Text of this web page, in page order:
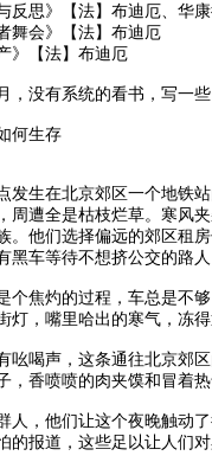
反思》【法】布迪厄、华
舞会》【法】布迪厄
》【法】布迪厄
，没有系统的看书，写一
何生存
发生在北京郊区一个地铁
周遭全是枯枝烂草。寒风
。他们选择偏远的郊区租
黑车等待不想挤公交的路
个焦灼的过程，车总是不
灯，嘴里哈出的寒气，冻
吆喝声，这条通往北京郊
，香喷喷的肉夹馍和冒着
人，他们让这个夜晚触动
的报道，这些足以让人们